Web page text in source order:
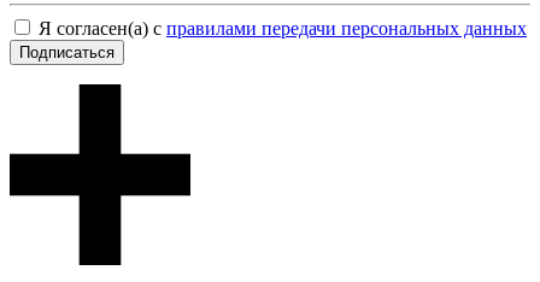
Я согласен(а) с правилами передачи персональных данных
Подписаться